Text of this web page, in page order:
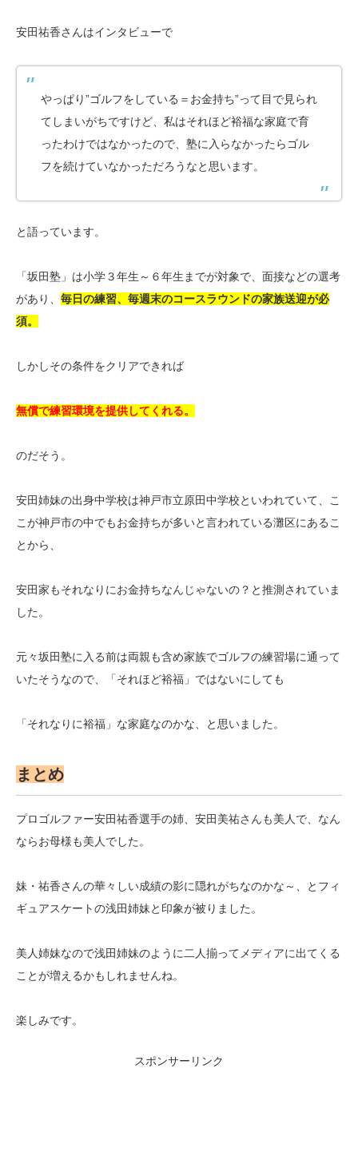
安田祐香さんはインタビューで
やっぱり”ゴルフをしている＝お金持ち”って目で見られ
てしまいがちですけど、私はそれほど裕福な家庭で育
ったわけではなかったので、塾に入らなかったらゴル
フを続けていなかっただろうなと思います。
と語っています。
「坂田塾」は小学３年生～６年生までが対象で、面接などの選考
があり、 毎日の練習、毎週末のコースラウンドの家族送迎が必
須。
しかしその条件をクリアできれば
無償で練習環境を提供してくれる。
のだそう。
安田姉妹の出身中学校は神戸市立原田中学校といわれていて、こ
こが神戸市の中でもお金持ちが多いと言われている灘区にあるこ
とから、
安田家もそれなりにお金持ちなんじゃないの？と推測されていま
した。
元々坂田塾に入る前は両親も含め家族でゴルフの練習場に通って
いたそうなので、「それほど裕福」ではないにしても
「それなりに裕福」な家庭なのかな、と思いました。
まとめ
プロゴルファー安田祐香選手の姉、安田美祐さんも美人で、なん
ならお母様も美人でした。
妹・祐香さんの華々しい成績の影に隠れがちなのかな～、とフィ
ギュアスケートの浅田姉妹と印象が被りました。
美人姉妹なので浅田姉妹のように二人揃ってメディアに出てくる
ことが増えるかもしれませんね。
楽しみです。
スポンサーリンク